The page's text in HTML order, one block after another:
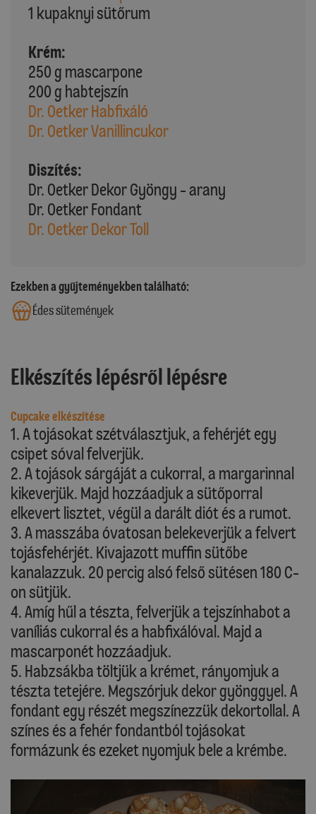
1 kupaknyi sütőrum
Krém:
250 g mascarpone
200 g habtejszín
Dr. Oetker Habfixáló
Dr. Oetker Vanillincukor
Diszítés:
Dr. Oetker Dekor Gyöngy - arany
Dr. Oetker Fondant
Dr. Oetker Dekor Toll
Ezekben a gyűjteményekben található:
Édes sütemények
Elkészítés lépésről lépésre
Cupcake elkészítése
1. A tojásokat szétválasztjuk, a fehérjét egy
csipet sóval felverjük.
2. A tojások sárgáját a cukorral, a margarinnal
kikeverjük. Majd hozzáadjuk a sütőporral
elkevert lisztet, végül a darált diót és a rumot.
3. A masszába óvatosan belekeverjük a felvert
tojásfehérjét. Kivajazott muffin sütőbe
kanalazzuk. 20 percig alsó felső sütésen 180 C-
on sütjük.
4. Amíg hűl a tészta, felverjük a tejszínhabot a
vaníliás cukorral és a habfixálóval. Majd a
mascarponét hozzáadjuk.
5. Habzsákba töltjük a krémet, rányomjuk a
tészta tetejére. Megszórjuk dekor gyönggyel. A
fondant egy részét megszínezzük dekortollal. A
színes és a fehér fondantból tojásokat
formázunk és ezeket nyomjuk bele a krémbe.